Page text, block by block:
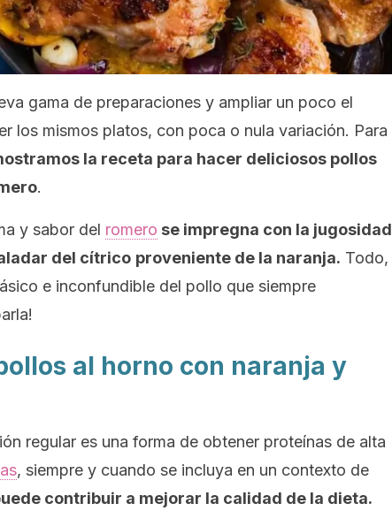
gama de preparaciones y ampliar un poco el
los mismos platos, con poca o nula variación. Para
la receta para hacer deliciosos pollos
.
y sabor del romero se impregna con la jugosidad
del cítrico proveniente de la naranja. Todo,
e inconfundible del pollo que siempre
al horno con naranja y
regular es una forma de obtener proteínas de alta
, siempre y cuando se incluya en un contexto de
contribuir a mejorar la calidad de la dieta.